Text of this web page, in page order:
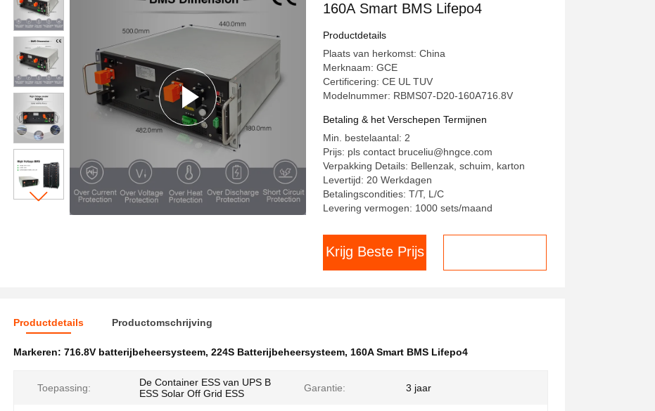
160A Smart BMS Lifepo4
Productdetails
Plaats van herkomst: China
Merknaam: GCE
Certificering: CE UL TUV
Modelnummer: RBMS07-D20-160A716.8V
Betaling & het Verschepen Termijnen
Min. bestelaantal: 2
Prijs: pls contact bruceliu@hngce.com
Verpakking Details: Bellenzak, schuim, karton
Levertijd: 20 Werkdagen
Betalingscondities: T/T, L/C
Levering vermogen: 1000 sets/maand
Krijg Beste Prijs
Productdetails Productomschrijving
Markeren: 716.8V batterijbeheersysteem, 224S Batterijbeheersysteem, 160A Smart BMS Lifepo4
Toepassing:
De Container ESS van UPS B
ESS Solar Off Grid ESS
Garantie: 3 jaar